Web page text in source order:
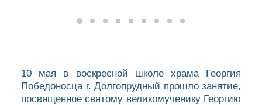
10 мая в воскресной школе храма Георгия
Победоносца г. Долгопрудный прошло занятие,
посвященное святому великомученику Георгию